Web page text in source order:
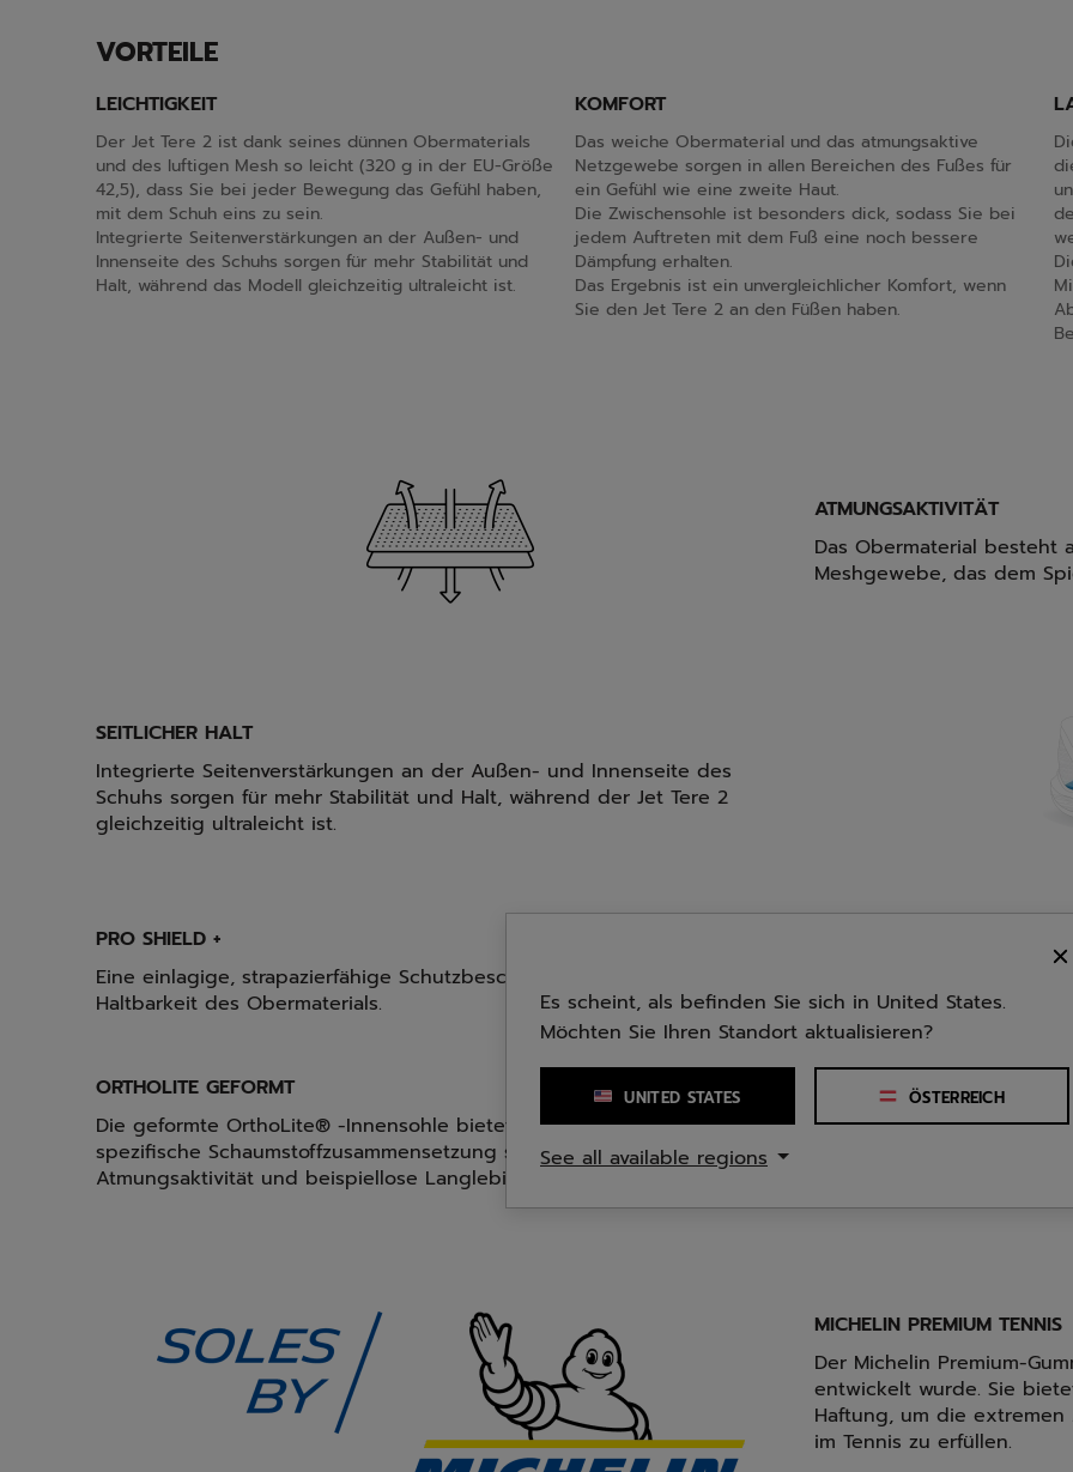
VORTEILE
LEICHTIGKEIT
Der Jet Tere 2 ist dank seines dünnen Obermaterials
und des luftigen Mesh so leicht (320 g in der EU-Größe
42,5), dass Sie bei jeder Bewegung das Gefühl haben,
mit dem Schuh eins zu sein.
Integrierte Seitenverstärkungen an der Außen- und
Innenseite des Schuhs sorgen für mehr Stabilität und
Halt, während das Modell gleichzeitig ultraleicht ist.
KOMFORT
Das weiche Obermaterial und das atmungsaktive
Netzgewebe sorgen in allen Bereichen des Fußes für
ein Gefühl wie eine zweite Haut.
Die Zwischensohle ist besonders dick, sodass Sie bei
jedem Auftreten mit dem Fuß eine noch bessere
Dämpfung erhalten.
Das Ergebnis ist ein unvergleichlicher Komfort, wenn
Sie den Jet Tere 2 an den Füßen haben.
ATMUNGSAKTIVITÄT
Das Obermaterial besteht
Meshgewebe, das dem
SEITLICHER HALT
Integrierte Seitenverstärkungen an der Außen- und Innenseite des
Schuhs sorgen für mehr Stabilität und Halt, während der Jet Tere 2
gleichzeitig ultraleicht ist.
PRO SHIELD +
Eine einlagige, strapazierfähige Schutzbeschichtung, das den inneren Vorderfußbereich bis zu den
Haltbarkeit des Obermaterials.
ORTHOLITE GEFORMT
Die geformte OrthoLite® -Innensohle bietet perfekte Passform. Die
spezifische Schaumstoffzusammensetzung sorgt für Komfort,
Atmungsaktivität und beispiellose Langlebigkeit.
MICHELIN PREMIUM TENNIS
Der Michelin Premium-
entwickelt wurde. Sie
Haftung, um die
im Tennis zu erfüllen.
Es scheint, als befinden Sie sich in United States.
Möchten Sie Ihren Standort aktualisieren?
UNITED STATES ÖSTERREICH
See all available regions